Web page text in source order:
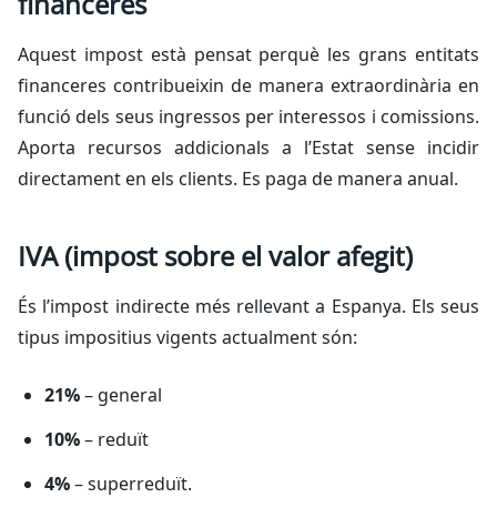
Aquest impost està pensat perquè les grans entitats
financeres contribueixin de manera extraordinària en
funció dels seus ingressos per interessos i comissions.
Aporta recursos addicionals a l’Estat sense incidir
directament en els clients. Es paga de manera anual.
IVA (impost sobre el valor afegit)
És l’impost indirecte més rellevant a Espanya. Els seus
tipus impositius vigents actualment són:
21%– general
10%– reduït
4%– superreduït.